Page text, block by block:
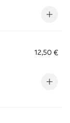
12,50 €